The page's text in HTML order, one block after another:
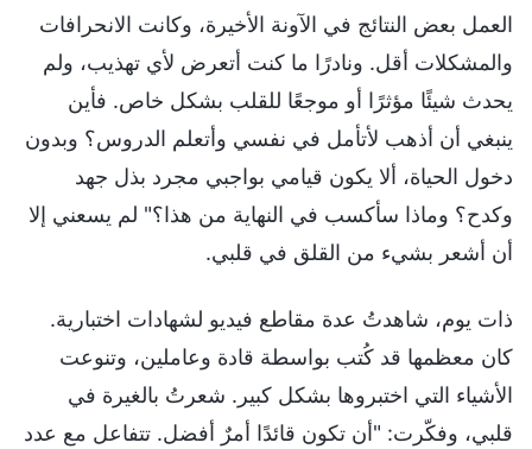
العمل بعض النتائج في الآونة الأخيرة، وكانت الانحرافات
والمشكلات أقل. ونادرًا ما كنت أتعرض لأي تهذيب، ولم
يحدث شيئًا مؤثرًا أو موجعًا للقلب بشكل خاص. فأين
ينبغي أن أذهب لأتأمل في نفسي وأتعلم الدروس؟ وبدون
دخول الحياة، ألا يكون قيامي بواجبي مجرد بذل جهد
وكدح؟ وماذا سأكسب في النهاية من هذا؟" لم يسعني إلا
أن أشعر بشيء من القلق في قلبي.
ذات يوم، شاهدتُ عدة مقاطع فيديو لشهادات اختبارية.
كان معظمها قد كُتب بواسطة قادة وعاملين، وتنوعت
الأشياء التي اختبروها بشكل كبير. شعرتُ بالغيرة في
قلبي، وفكّرت: "أن تكون قائدًا أمرٌ أفضل. تتفاعل مع عدد